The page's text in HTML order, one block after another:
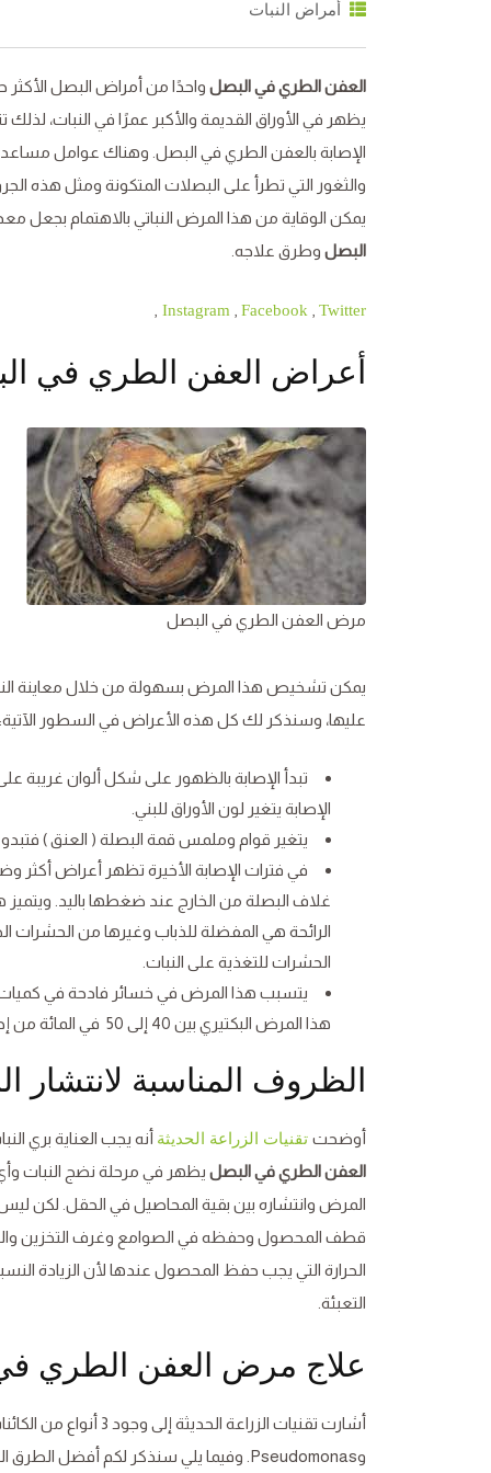
أمراض النبات
العفن الطري في البصل واحدًا من أمراض البصل الأكثر
يظهر في الأوراق القديمة والأكبر عمرًا في النبات،
الإصابة بالعفن الطري في البصل. وهناك عوامل
والثغور التي تطرأ على البصلات المتكونة ومثل هذه
يمكن الوقاية من هذا المرض النباتي بالاهتمام بجعل
البصل وطرق علاجه.
Instagram Facebook Twitter
أعراض العفن الطري في
مرض العفن الطري في البصل
يمكن تشخيص هذا المرض بسهولة من خلال معاينة
عليها، وسنذكر لك كل هذه الأعراض في السطور الآتية:
تبدأ الإصابة بالظهور على شكل ألوان غريبة
الإصابة يتغير لون الأوراق للبني.
يتغير قوام وملمس قمة البصلة ( العنق )
في فترات الإصابة الأخيرة تظهر أعراض أكثر
غلاف البصلة من الخارج عند ضغطها باليد. ويتميز
الرائحة هي المفضلة للذباب وغيرها من
الحشرات للتغذية على النبات.
يتسبب هذا المرض في خسائر فادحة في كميات
هذا المرض البكتيري بين 40 إلى 50 في المائة من إجمالي الإنتاج.
الظروف المناسبة لانتشار
أوضحت تقنيات الزراعة الحديثة أنه يجب العناية
العفن الطري في البصل يظهر في مرحلة نضج النبات
المرض وانتشاره بين بقية المحاصيل في الحقل.
قطف المحصول وحفظه في الصوامع وغرف التخزين
الحرارة التي يجب حفظ المحصول عندها لأن الزيادة
التعبئة.
علاج مرض العفن الطري
أشارت تقنيات الزراعة الحديثة إلى وجود 3 أنواع من الكائنات الممرضة بمرض
وPseudomonas. وفيما يلي سنذكر لكم أفضل الطرق العلاجية من هذا المرض: